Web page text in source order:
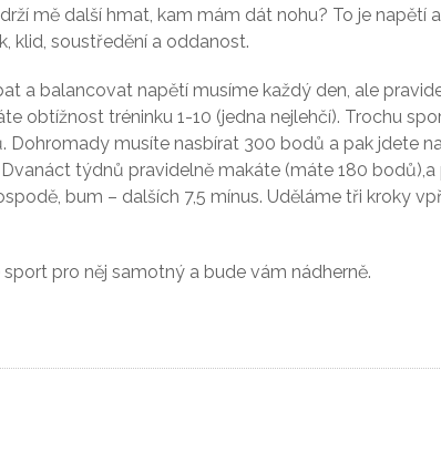
mě další hmat, kam mám dát nohu? To je
klid, soustředění a oddanost.
a balancovat napětí musíme každý den, ale
obtížnost tréninku 1-10 (jedna nejlehčí). Trochu
musíte nasbírat 300 bodů a pak jdete
týdnů pravidelně makáte (máte 180 bodů),a
bum – dalších 7,5 mínus. Uděláme tři kroky
pro něj samotný a bude vám nádherně.